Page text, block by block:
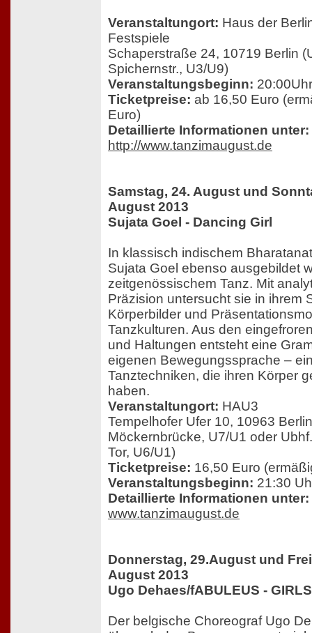
Veranstaltungort: Haus der
Festspiele
Schaperstraße 24, 10719 Berlin
Spichernstr., U3/U9)
Veranstaltungsbeginn: 20:00Uhr
Ticketpreise: ab 16,50 Euro
Euro)
Detaillierte Informationen unter:
http://www.tanzimaugust.de
Samstag, 24. August und
August 2013
Sujata Goel - Dancing Girl
In klassisch indischem
Sujata Goel ebenso ausgebildet
zeitgenössischem Tanz. Mit
Präzision untersucht sie in ihrem
Körperbilder und
Tanzkulturen. Aus den
und Haltungen entsteht eine
eigenen Bewegungssprache –
Tanztechniken, die ihren Körper
haben.
Veranstaltungort: HAU3
Tempelhofer Ufer 10, 10963
Möckernbrücke, U7/U1 oder
Tor, U6/U1)
Ticketpreise: 16,50 Euro
Veranstaltungsbeginn: 21:30
Detaillierte Informationen unter:
www.tanzimaugust.de
Donnerstag, 29.August und
August 2013
Ugo Dehaes/fABULEUS - GIRLS
Der belgische Choreograf Ugo